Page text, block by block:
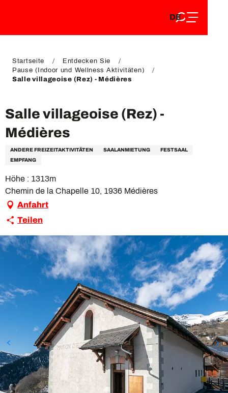
EN
DE
FR
Startseite
Entdecken Sie
Pause (Indoor und Wellness Aktivitäten)
Salle villageoise (Rez) - Médières
Salle villageoise (Rez) -
Médières
ANDERE FREIZEITAKTIVITÄTEN SAALANMIETUNG
FESTSAAL
EMPFANG
Höhe : 1313m
Chemin de la Chapelle 10, 1936 Médières
Anfahrt
Teilen